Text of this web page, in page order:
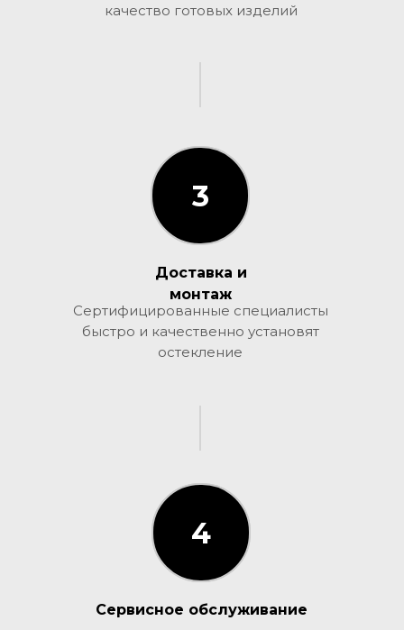
3
Сервисное обслуживание
4
качество готовых изделий
3
Доставка и
монтаж
Сертифицированные специалисты
быстро и качественно установят
остекление
3